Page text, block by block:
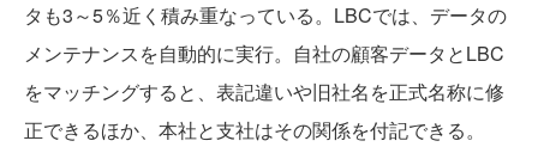
タも3～5％近く積み重なっている。LBCでは、データの
メンテナンスを自動的に実行。自社の顧客データとLBC
をマッチングすると、表記違いや旧社名を正式名称に修
正できるほか、本社と支社はその関係を付記できる。